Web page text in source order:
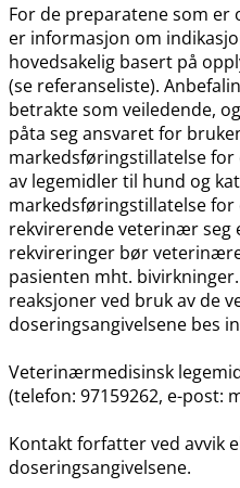
For de preparatene som
er informasjon om
hovedsakelig basert på
(se referanseliste).
betrakte som veiledende,
påta seg ansvaret for
markedsføringstillatelse
av legemidler til hund og
markedsføringstillatelse
rekvirerende veterinær seg
rekvireringer bør
pasienten mht.
reaksjoner ved bruk av de
doseringsangivelsene bes
Veterinærmedisinsk
(telefon: 97159262, e-post:
Kontakt forfatter ved avvik
doseringsangivelsene.